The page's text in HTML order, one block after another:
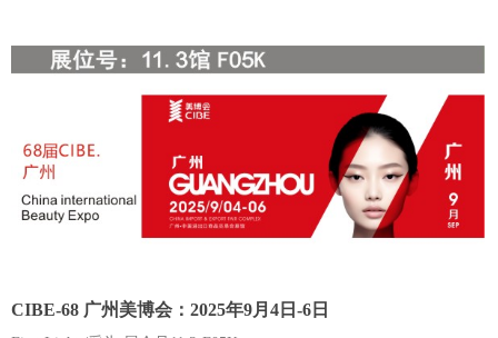
CIBE-68 广州美博会：2025年9月4日-6日